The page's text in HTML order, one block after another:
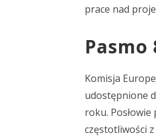
prace nad
Komisja
udostępnione
roku.
częstotliwości